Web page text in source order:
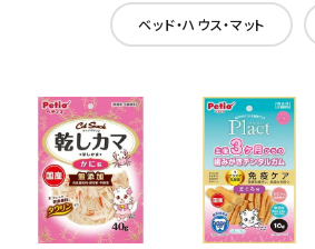
ベッド・ハウス・マット